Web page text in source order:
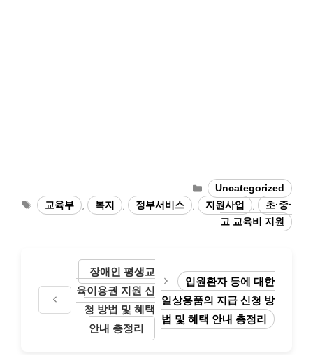
Categories
Uncategorized
Tags교육부 , 복지 , 정부서비스 , 지원사업 ,
초·중·
고 교육비 지원
장애인 평생교
육이용권 지원 신
청 방법 및 혜택
안내 총정리
입원환자 등에 대한
일상용품의 지급 신청 방
법 및 혜택 안내 총정리